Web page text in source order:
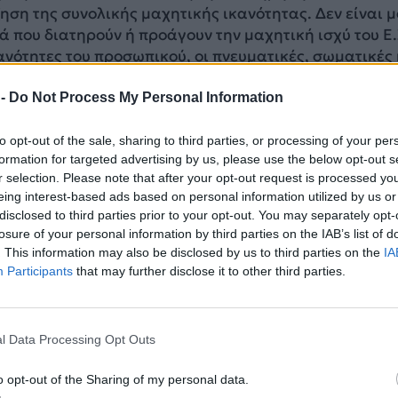
Do Not Process My Personal Information
opt-out of the sale, sharing to third parties, or processing of your
for targeted advertising by us, please use the below opt-out
selection. Please note that after your opt-out request is processed
interest-based ads based on personal information utilized by us
to third parties prior to your opt-out. You may separately
of your personal information by third parties on the IAB’s list of
This information may also be disclosed by us to third parties on the
Participants that may further disclose it to other third parties.
Data Processing Opt Outs
opt-out of the Sharing of my personal data.
της συνολικής μαχητικής ικανότητας. Δεν είναι
που διατηρούν ή προάγουν την μαχητική ισχύ του
του προσωπικού, οι πνευματικές, σωματικές
λοιπόν είναι, με οδηγό την πολυετή εμπειρία του και
τις υπάρχουσες συνθήκες λειτουργίας και να
προσωπικό ώστε να λάβει το μέγιστο δυνατό της
όμως αντί για έναν αρχηγό με όραμα,
υποθέσεων και άνθρωπο που ενώ γνώριζε το
στο λάθος. Τι δεν έκανε λοιπόν ο πρώην Αρχηγός:
δεν προσπάθησε να μειώσει την «υπηρεσιακή»
το μόνιμο, κατάσταση που αποτελεί καρκίνωμα
προβλημάτων και συνεχών αντεγκλήσεων στο